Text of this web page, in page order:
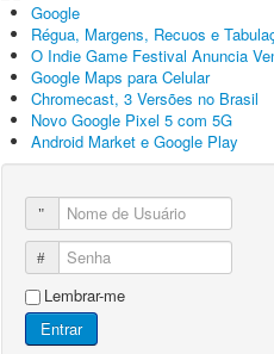
Google
Régua, Margens, Recuos e
O Indie Game Festival Anuncia
Google Maps para Celular
Chromecast, 3 Versões no Brasil
Novo Google Pixel 5 com 5G
Android Market e Google Play
Nome de Usuário
Senha
Lembrar-me
Entrar